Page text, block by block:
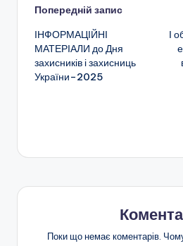
а
п
ш
кі
ь
b
o
o
k
a
m
Навігація
по
запису
Попередній запис
ІНФОРМАЦІЙНІ
МАТЕРІАЛИ до Дня
захисників і захисниць
України–2025
І
Поки що немає коментарів.